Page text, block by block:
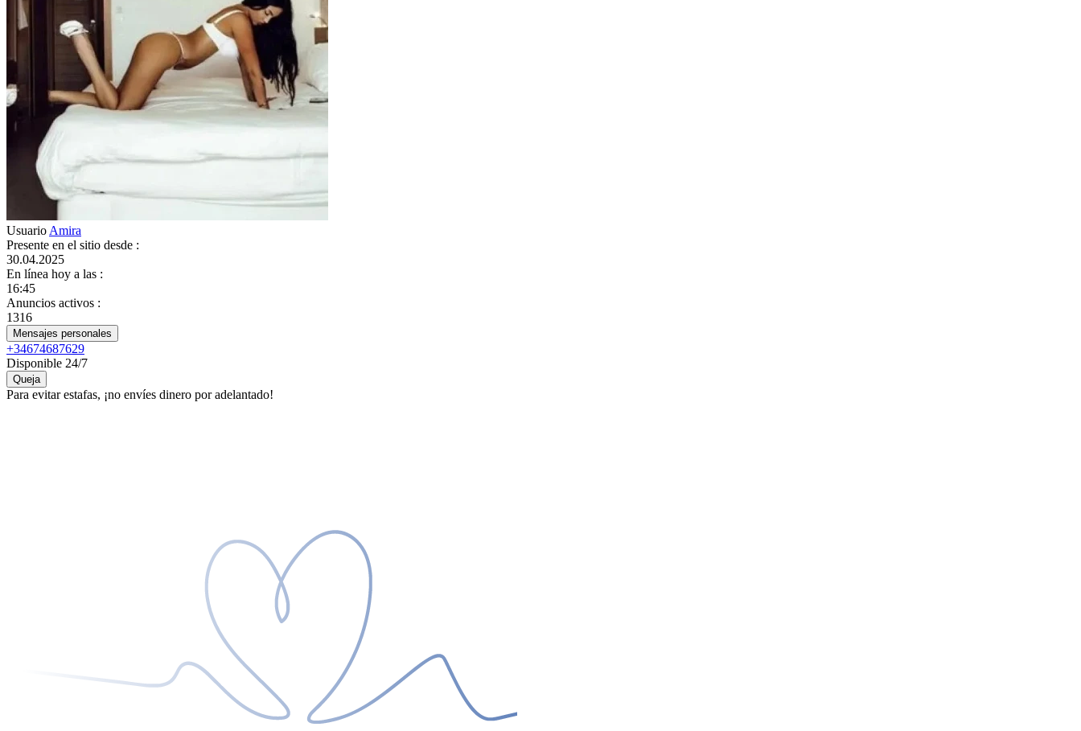
Usuario Amira
Presente en el sitio desde :
30.04.2025
En línea hoy a las :
16:45
Anuncios activos :
1316
Mensajes personales
+34674687629
Disponible 24/7
Queja
Para evitar estafas, ¡no envíes dinero por adelantado!